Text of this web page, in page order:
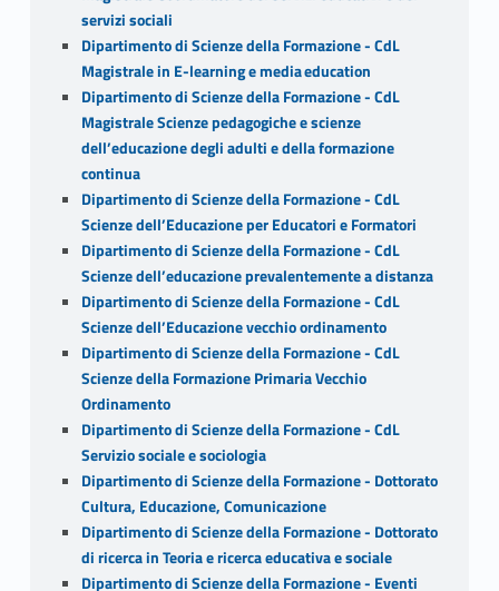
servizi sociali
Dipartimento di Scienze della Formazione - CdL
Magistrale in E-learning e media education
Dipartimento di Scienze della Formazione - CdL
Magistrale Scienze pedagogiche e scienze
dell’educazione degli adulti e della formazione
continua
Dipartimento di Scienze della Formazione - CdL
Scienze dell’Educazione per Educatori e Formatori
Dipartimento di Scienze della Formazione - CdL
Scienze dell’educazione prevalentemente a distanza
Dipartimento di Scienze della Formazione - CdL
Scienze dell’Educazione vecchio ordinamento
Dipartimento di Scienze della Formazione - CdL
Scienze della Formazione Primaria Vecchio
Ordinamento
Dipartimento di Scienze della Formazione - CdL
Servizio sociale e sociologia
Dipartimento di Scienze della Formazione - Dottorato
Cultura, Educazione, Comunicazione
Dipartimento di Scienze della Formazione - Dottorato
di ricerca in Teoria e ricerca educativa e sociale
Dipartimento di Scienze della Formazione - Eventi